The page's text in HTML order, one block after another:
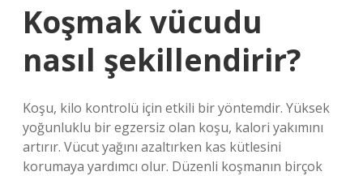
Koşmak vücudu
nasıl şekillendirir?
Koşu, kilo kontrolü için etkili bir yöntemdir. Yüksek
yoğunluklu bir egzersiz olan koşu, kalori yakımını
artırır. Vücut yağını azaltırken kas kütlesini
korumaya yardımcı olur. Düzenli koşmanın birçok